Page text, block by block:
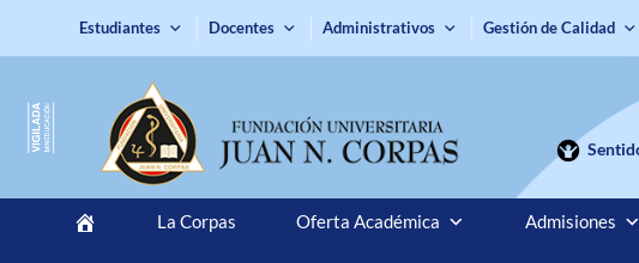
Estudiantes Docentes Administrativos Gestión de Calidad
La Corpas Oferta Académica Admisiones